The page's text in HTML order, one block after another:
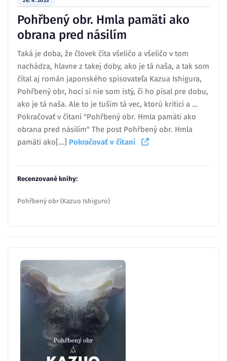
Pohřbený obr. Hmla pamäti ako
obrana pred násilím
Taká je doba, že človek číta všeličo a všeličo v tom
nachádza, hlavne z takej doby, ako je tá naša, a tak som
čítal aj román japonského spisovateľa Kazua Ishigura,
Pohřbený obr, hoci si nie som istý, či ho písal pre dobu,
ako je tá naša. Ale to je tuším tá vec, ktorú kritici a …
Pokračovať v čítaní "Pohřbený obr. Hmla pamäti ako
obrana pred násilím" The post Pohřbený obr. Hmla
pamäti ako[...] Pokračovať v čítaní
Recenzované knihy:
Pohřbený obr (Kazuo Ishiguro)